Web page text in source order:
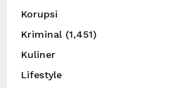
Korupsi
Kriminal (1,451)
Kuliner
Lifestyle